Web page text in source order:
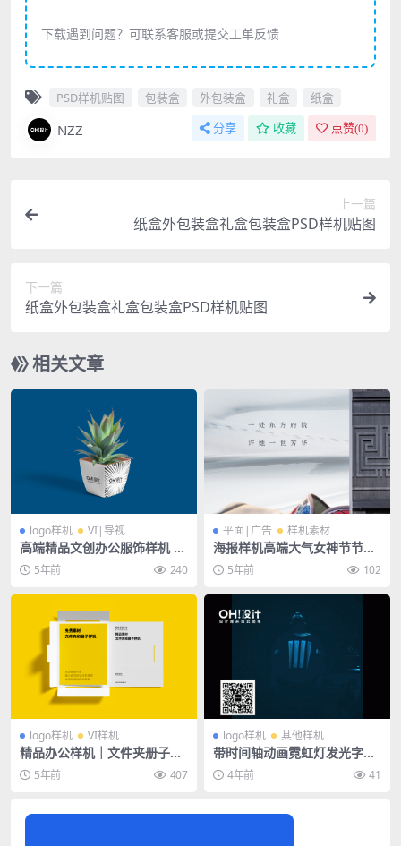
下载遇到问题？可联系客服或提交工单反馈
PSD样机贴图 包装盒 外包装盒 礼盒 纸盒
NZZ 分享 收藏 点赞(0)
上一篇
纸盒外包装盒礼盒包装盒PSD样机贴图
下一篇
纸盒外包装盒礼盒包装盒PSD样机贴图
相关文章
logo样机 VI|导视
高端精品文创办公服饰样机 —
花盆盆栽
5年前 240
平面|广告 样机素材
海报样机高端大气女神节节日
海报宣传页面psd样机
5年前 102
logo样机 VI样机
精品办公样机｜文件夹册子画
册A4样机
5年前 407
logo样机 其他样机
带时间轴动画霓虹灯发光字灯
管灯箱字效psd样机
4年前 41